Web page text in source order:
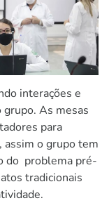
interações e
As mesas
para
assim o grupo tem
do problema pré-
tradicionais